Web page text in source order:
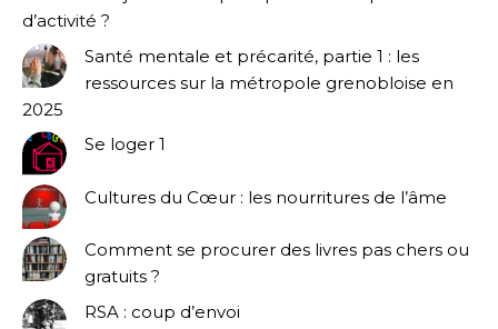
d’activité ?
Santé mentale et précarité, partie 1 : les
ressources sur la métropole grenobloise en
2025
Se loger 1
Cultures du Cœur : les nourritures de l’âme
Comment se procurer des livres pas chers ou
gratuits ?
RSA : coup d’envoi